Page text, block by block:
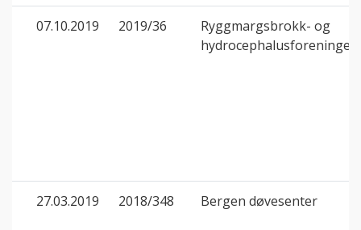
07.10.2019 2019/36
Ryggmargsbrokk- og
hydrocephalusforeningen
27.03.2019 2018/348 Bergen døvesenter